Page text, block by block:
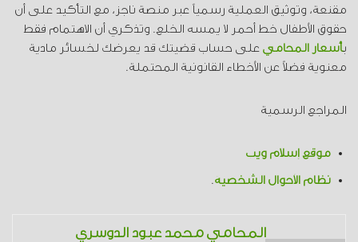
مقنعة، وتوثيق العملية رسمياً عبر منصة ناجز، مع التأكيد على أن
حقوق الأطفال خط أحمر لا يمسه الخلع. وتذكري أن الاهتمام فقط
بأسعار المحامي على حساب قضيتك قد يعرضك لخسائر مادية
معنوية فضلاً عن الأخطاء القانونية المحتملة.
المراجع الرسمية
موقع إسلام ويب
نظام الأحوال الشخصية.
المحامي محمد عبود الدوسري